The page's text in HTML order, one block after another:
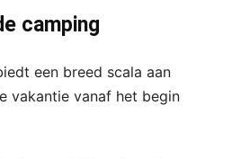
camping
een breed scala aan
vakantie vanaf het begin